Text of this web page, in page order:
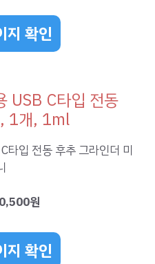
지 확인
USB C타입 전동
1개, 1ml
원
지 확인